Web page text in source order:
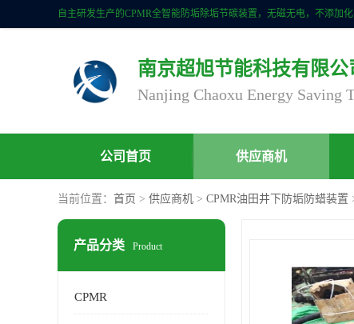
南京超旭节能科技有限公
公司首页 供应商机
当前位置： 首页 > 供应商机 > CPMR油田井下防垢防蜡装置
产品分类 Product
CPMR